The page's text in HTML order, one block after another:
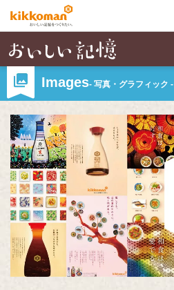
Images- 写真・グラフィック -